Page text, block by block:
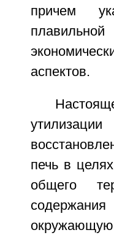
причем
аспектов.
печь в
общего